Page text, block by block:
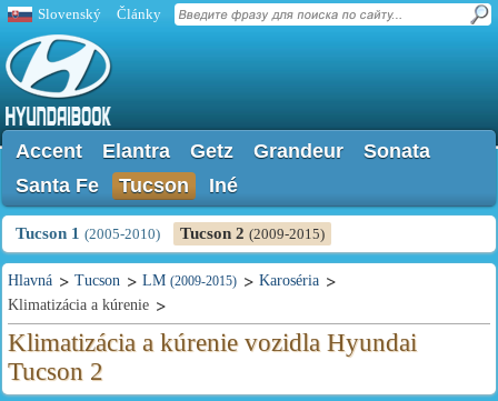
Slovenský Články
Accent Elantra Getz Grandeur
Sonata
Santa Fe
Tucson Iné
Tucson 1 (2005-2010) Tucson 2 (2009-2015)
Hlavná Tucson LM (2009-2015)
Karoséria
Klimatizácia a kúrenie
Klimatizácia a kúrenie vozidla Hyundai
Tucson 2